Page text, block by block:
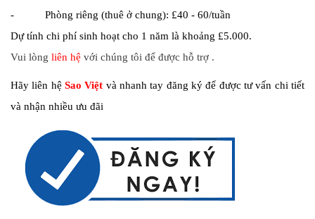
- Phòng riêng (thuê ở chung): £40 - 60/tuần
Dự tính chi phí sinh hoạt cho 1 năm là khoảng £5.000.
Vui lòng liên hệ với chúng tôi để được hỗ trợ .
Hãy liên hệ Sao Việt và nhanh tay đăng ký để được tư vấn chi tiết
và nhận nhiều ưu đãi